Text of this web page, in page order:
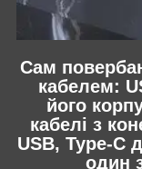
Сам
кабелем:
його
кабелі з
USB, Type-C
один